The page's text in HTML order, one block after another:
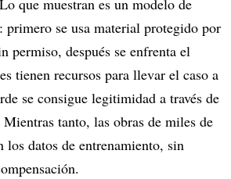
Lo que muestran es un modelo de
primero se usa material protegido por
permiso, después se enfrenta el
tienen recursos para llevar el caso a
se consigue legitimidad a través de
tanto, las obras de miles de
los datos de entrenamiento, sin